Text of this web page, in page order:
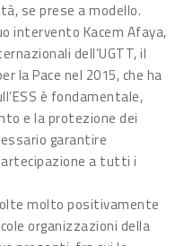
se prese a modello.
intervento Kacem Afaya,
dell’UGTT, il
la Pace nel 2015, che ha
è fondamentale,
e la protezione dei
garantire
a tutti i
molto positivamente
organizzazioni della